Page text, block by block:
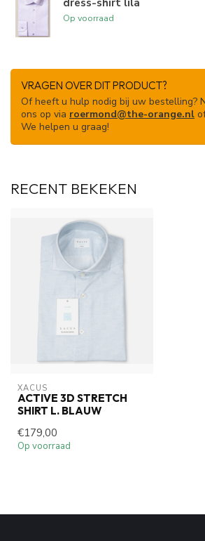
Op voorraad
VRAGEN OVER DIT PRODUCT?
Of heeft u hulp nodig bij uw bestelling?
ons op via roermond@the-orange.nl
We helpen u graag!
RECENT BEKEKEN
XACUS
ACTIVE 3D STRETCH
SHIRT L. BLAUW
€179,00
Op voorraad